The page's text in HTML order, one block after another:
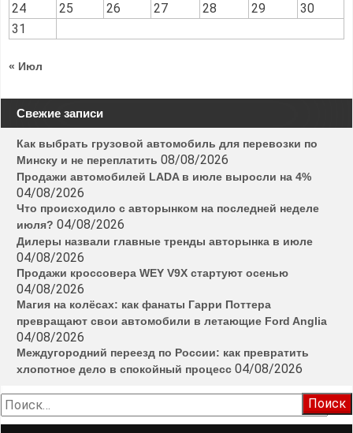
24
25 26 27 28 29
30
31
« Июл
Свежие записи
Как выбрать грузовой автомобиль для перевозки по
Минску и не переплатить 08/08/2026
Продажи автомобилей LADA в июле выросли на 4%
04/08/2026
Что происходило с авторынком на последней неделе
июля? 04/08/2026
Дилеры назвали главные тренды авторынка в июле
04/08/2026
Продажи кроссовера WEY V9X стартуют осенью
04/08/2026
Магия на колёсах: как фанаты Гарри Поттера
превращают свои автомобили в летающие Ford Anglia
04/08/2026
Междугородний переезд по России: как превратить
хлопотное дело в спокойный процесс 04/08/2026
Найти: